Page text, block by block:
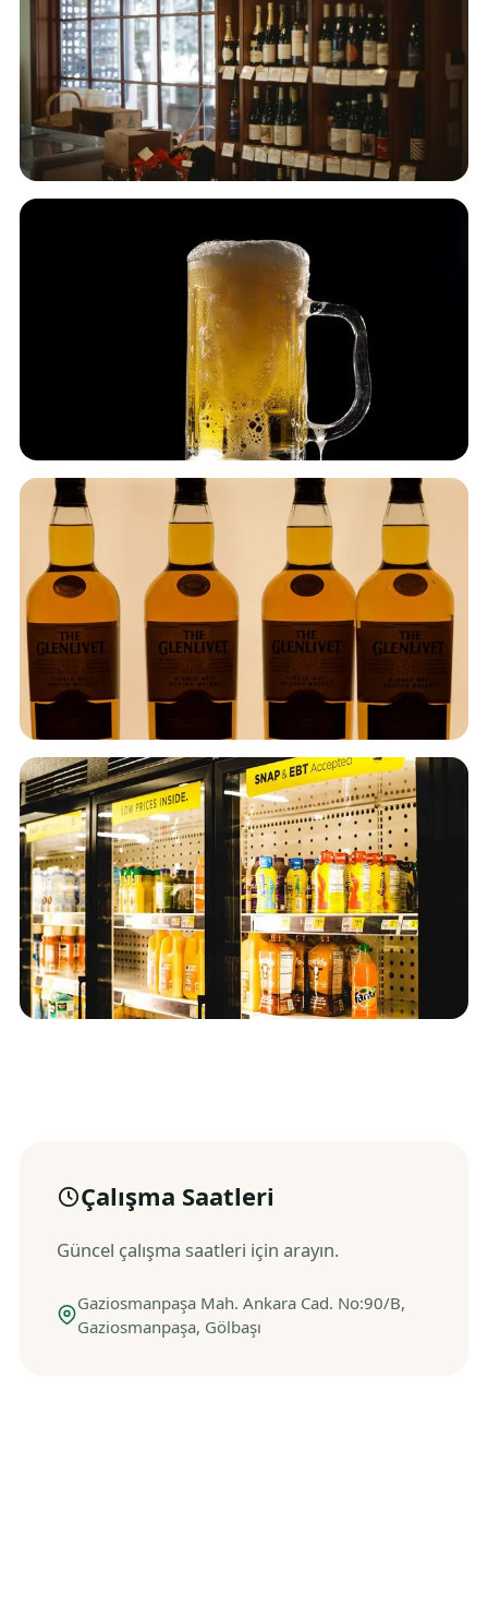
Çalışma Saatleri
Güncel çalışma saatleri için arayın.
Gaziosmanpaşa Mah. Ankara Cad. No:90/B,
Gaziosmanpaşa, Gölbaşı